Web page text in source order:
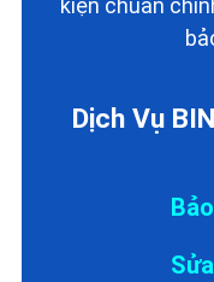
kiện chuẩn
Dịch Vụ